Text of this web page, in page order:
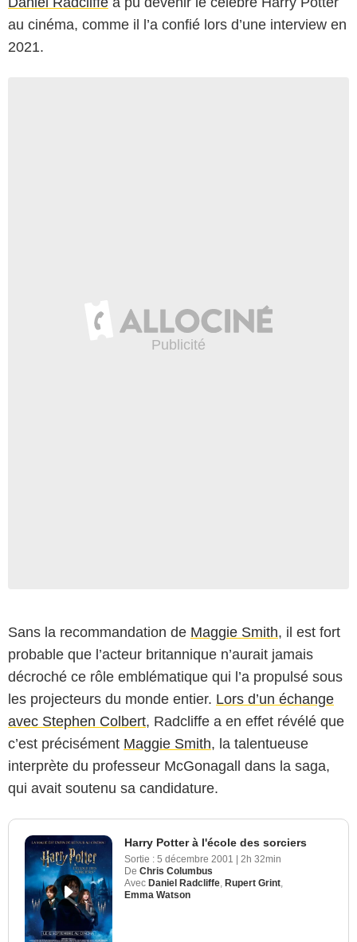
au cinéma, comme il l’a confié lors d’une interview en
2021.
Sans la recommandation de Maggie Smith, il est fort
probable que l’acteur britannique n’aurait jamais
décroché ce rôle emblématique qui l’a propulsé sous
les projecteurs du monde entier. Lors d’un échange
avec Stephen Colbert, Radcliffe a en effet révélé que
c’est précisément Maggie Smith, la talentueuse
interprète du professeur McGonagall dans la saga,
qui avait soutenu sa candidature.
Harry Potter à l'école des sorciers
Sortie : 5 décembre 2001 | 2h 32min
De Chris Columbus
Avec Daniel Radcliffe Rupert Grint
Emma Watson